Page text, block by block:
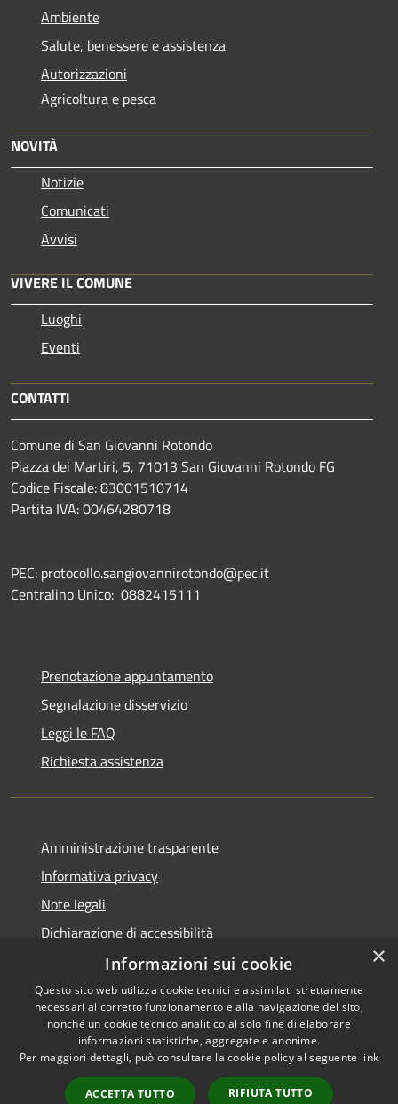
Ambiente
Salute, benessere e assistenza
Autorizzazioni
Agricoltura e pesca
NOVITÀ
Notizie
Comunicati
Avvisi
VIVERE IL COMUNE
Luoghi
Eventi
CONTATTI
Comune di San Giovanni Rotondo
Piazza dei Martiri, 5, 71013 San Giovanni Rotondo FG
Codice Fiscale: 83001510714
Partita IVA: 00464280718
PEC: protocollo.sangiovannirotondo@pec.it
Centralino Unico: 0882415111
Prenotazione appuntamento
Segnalazione disservizio
Leggi le FAQ
Richiesta assistenza
Amministrazione trasparente
Informativa privacy
Note legali
Dichiarazione di accessibilità
Accessibilità
Privacy
Copyright © 2026 • Comune di
San Giovanni Rotondo •
Powered byMunicipium •
Accesso redazione
×
Informazioni sui cookie
Questo sito web utilizza cookie tecnici e assimilati strettamente
necessari al corretto funzionamento e alla navigazione del sito,
nonché un cookie tecnico analitico al solo fine di elaborare
informazioni statistiche, aggregate e anonime.
Per maggiori dettagli, può consultare la cookie policy al seguente link
ACCETTA TUTTO RIFIUTA TUTTO